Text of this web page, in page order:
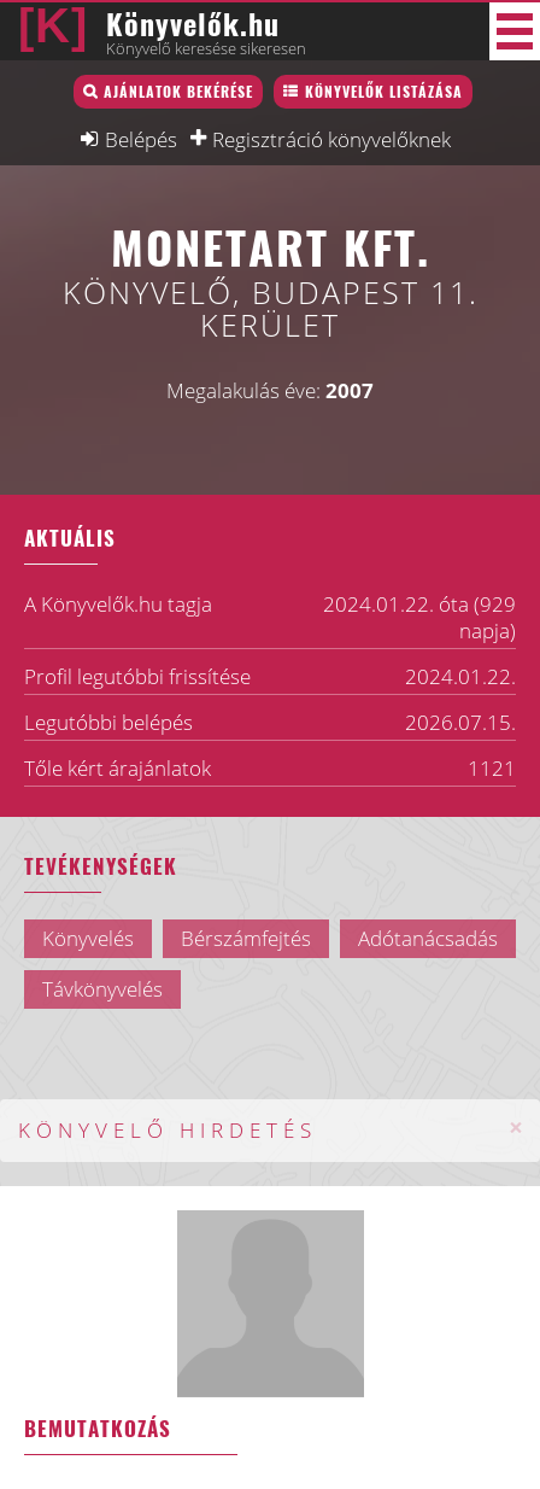
Könyvelők.hu
Könyvelő keresése sikeresen
AJÁNLATOK BEKÉRÉSE KÖNYVELŐK LISTÁZÁSA
Belépés Regisztráció könyvelőknek
Könyvelő lista
Könyvelési munkák
MONETART KFT.
KÖNYVELŐ, BUDAPEST 11.
KERÜLET
Megalakulás éve: 2007
AKTUÁLIS
A Könyvelők.hu tagja
2024.01.22. óta (929
napja)
Profil legutóbbi frissítése
2024.01.22.
Legutóbbi belépés
2026.07.15.
Tőle kért árajánlatok
1121
TEVÉKENYSÉGEK
Könyvelés Bérszámfejtés
Adótanácsadás
Távkönyvelés
×
KÖNYVELŐ HIRDETÉS
BEMUTATKOZÁS